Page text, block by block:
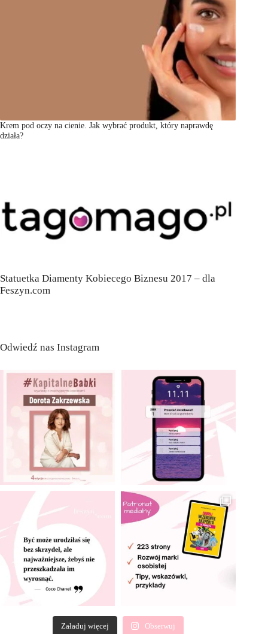
Krem pod oczy na cienie. Jak wybrać produkt, który naprawdę
działa?
Statuetka Diamenty Kobiecego Biznesu 2017 – dla
Feszyn.com
Odwiedź nas Instagram
Załaduj więcej Obserwuj